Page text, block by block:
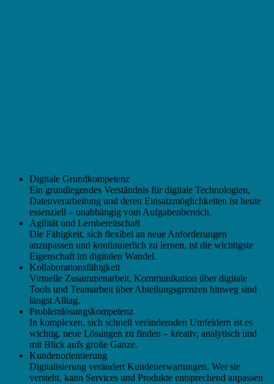
Digitale Grundkompetenz
Ein grundlegendes Verständnis für digitale Technologien,
Datenverarbeitung und deren Einsatzmöglichkeiten ist heute
essenziell – unabhängig vom Aufgabenbereich.
Agilität und Lernbereitschaft
Die Fähigkeit, sich flexibel an neue Anforderungen
anzupassen und kontinuierlich zu lernen, ist die wichtigste
Eigenschaft im digitalen Wandel.
Kollaborationsfähigkeit
Virtuelle Zusammenarbeit, Kommunikation über digitale
Tools und Teamarbeit über Abteilungsgrenzen hinweg sind
längst Alltag.
Problemlösungskompetenz
In komplexen, sich schnell verändernden Umfeldern ist es
wichtig, neue Lösungen zu finden – kreativ, analytisch und
mit Blick aufs große Ganze.
Kundenorientierung
Digitalisierung verändert Kundenerwartungen. Wer sie
versteht, kann Services und Produkte entsprechend anpassen